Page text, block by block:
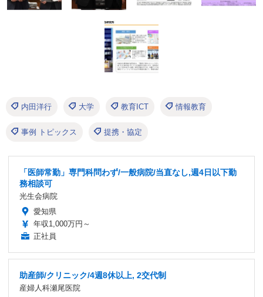
内田洋行 大学 教育ICT 情報教育
事例 トピックス 提携・協定
「医師常勤」専門科問わず/一般病院/当直なし,週4日以下勤
務相談可
光生会病院
愛知県
年収1,000万円～
正社員
助産師/クリニック/4週8休以上, 2交代制
産婦人科瀬尾医院